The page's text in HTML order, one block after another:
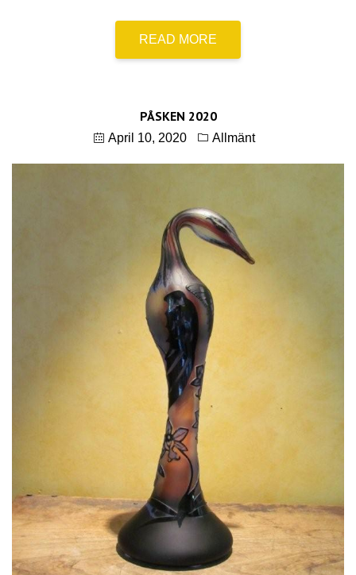
READ MORE
PÅSKEN 2020
April 10, 2020 Allmänt